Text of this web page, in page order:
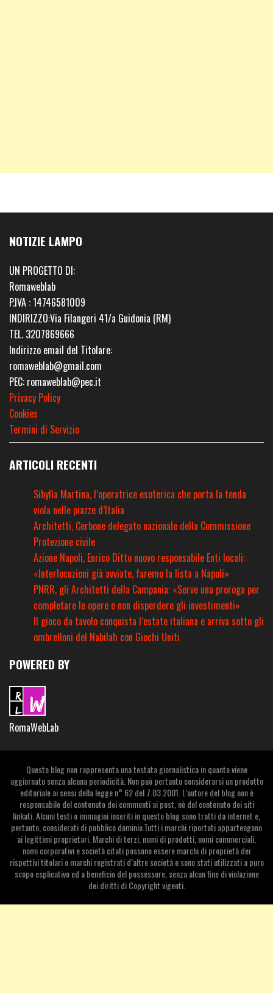
NOTIZIE LAMPO
UN PROGETTO DI:
Romaweblab
P.IVA : 14746581009
INDIRIZZO:Via Filangeri 41/a Guidonia (RM)
TEL. 3207869666
Indirizzo email del Titolare:
romaweblab@gmail.com
PEC: romaweblab@pec.it
Privacy Policy
Cookies
Termini di Servizio
ARTICOLI RECENTI
Sibylla Martina, l’operatrice esoterica che porta la tenda
viola nelle piazze d’Italia
Architetti, Cerbone delegato nazionale della Commissione
Protezione civile
Azione Napoli, Enrico Ditto nuovo responsabile Enti locali:
«Interlocuzioni già avviate, faremo la lista a Napoli»
PNRR, gli Architetti della Campania: «Serve una proroga per
completare le opere e non disperdere gli investimenti»
Il gioco da tavolo conquista l’estate italiana e arriva sotto gli
ombrelloni del Nabilah con Giochi Uniti
POWERED BY
RomaWebLab
Questo blog non rappresenta una testata giornalistica in quanto viene
aggiornato senza alcuna periodicità. Non può pertanto considerarsi un prodotto
editoriale ai sensi della legge n° 62 del 7.03.2001. L’autore del blog non è
responsabile del contenuto dei commenti ai post, nè del contenuto dei siti
linkati. Alcuni testi o immagini inseriti in questo blog sono tratti da internet e,
pertanto, considerati di pubblico dominio.Tutti i marchi riportati appartengono
ai legittimi proprietari. Marchi di terzi, nomi di prodotti, nomi commerciali,
nomi corporativi e società citati possono essere marchi di proprietà dei
rispettivi titolari o marchi registrati d’altre società e sono stati utilizzati a puro
scopo esplicativo ed a beneficio del possessore, senza alcun fine di violazione
dei diritti di Copyright vigenti.